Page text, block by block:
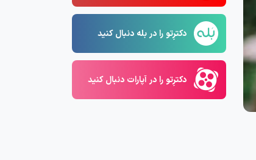
دکترِتو را در بله دنبال کنید
دکترِتو را در آپارات دنبال کنید